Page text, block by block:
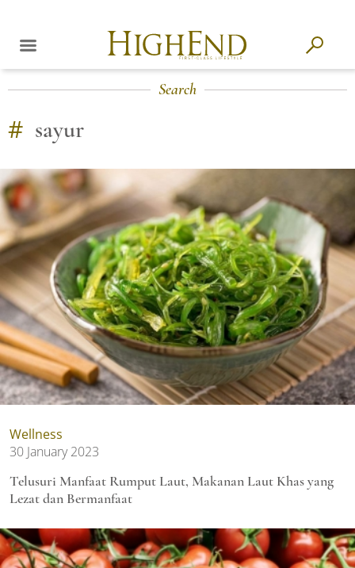
Search
# sayur
Wellness
30 January 2023
Telusuri Manfaat Rumput Laut, Makanan Laut Khas yang
Lezat dan Bermanfaat